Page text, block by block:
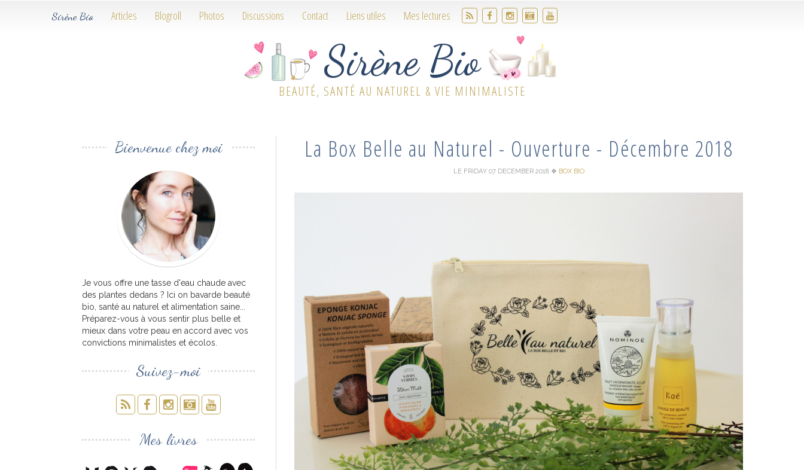
Sirène Bio Articles Blogroll Photos Discussions Contact Liens utiles Mes lectures
Sirène Bio
BEAUTÉ, SANTÉ AU NATUREL & VIE MINIMALISTE
Bienvenue chez moi
Je vous offre une tasse d'eau chaude avec
des plantes dedans ? Ici on bavarde beauté
bio, santé au naturel et alimentation saine...
Préparez-vous à vous sentir plus belle et
mieux dans votre peau en accord avec vos
convictions minimalistes et écolos.
Suivez-moi
Mes livres
La Box Belle au Naturel - Ouverture - Décembre 2018
LE FRIDAY 07 DECEMBER 2018 ❖ BOX BIO